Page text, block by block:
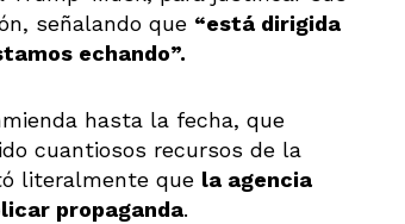
señalando que “está dirigida
echando”.
hasta la fecha, que
cuantiosos recursos de la
literalmente que la agencia
propaganda.